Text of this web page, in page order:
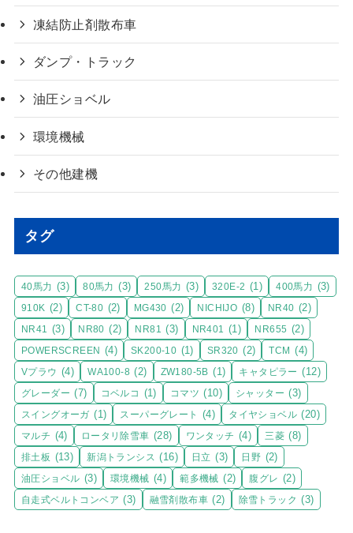
凍結防止剤散布車
ダンプ・トラック
油圧ショベル
環境機械
その他建機
タグ
40馬力 (3) 80馬力 (3) 250馬力 (3) 320E-2 (1) 400馬力 (3)
910K (2) CT-80 (2) MG430 (2) NICHIJO (8) NR40 (2)
NR41 (3) NR80 (2) NR81 (3) NR401 (1) NR655 (2)
POWERSCREEN (4) SK200-10 (1) SR320 (2) TCM (4)
Vプラウ (4) WA100-8 (2) ZW180-5B (1) キャタピラー (12)
グレーダー (7) コベルコ (1) コマツ (10) シャッター (3)
スイングオーガ (1) スーパーグレート (4) タイヤショベル (20)
マルチ (4) ロータリ除雪車 (28) ワンタッチ (4) 三菱 (8)
排土板 (13) 新潟トランシス (16) 日立 (3) 日野 (2)
油圧ショベル (3) 環境機械 (4) 範多機械 (2) 腹グレ (2)
自走式ベルトコンベア (3) 融雪剤散布車 (2) 除雪トラック (3)